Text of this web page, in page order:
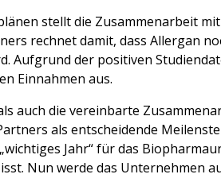
stellt die Zusammenarbeit
rechnet damit, dass Allergan
Aufgrund der positiven
Einnahmen aus.
auch die vereinbarte
als entscheidende
Jahr“ für das
Nun werde das Unternehmen